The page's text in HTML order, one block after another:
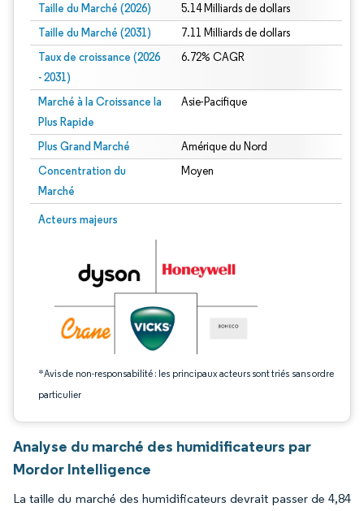
Taille du Marché (2026) 5.14 Milliards de dollars
Taille du Marché (2031) 7.11 Milliards de dollars
Taux de croissance (2026
- 2031)
6.72% CAGR
Marché à la Croissance la
Plus Rapide
Asie-Pacifique
Plus Grand Marché Amérique du Nord
Concentration du
Marché
Moyen
Acteurs majeurs
*Avis de non-responsabilité : les principaux acteurs sont triés sans ordre
particulier
Image © Mordor Intelligence. La réutilisation nécessite une attribution sous CC
Analyse du marché des humidificateurs par
Mordor Intelligence
La taille du marché des humidificateurs devrait passer de 4,84